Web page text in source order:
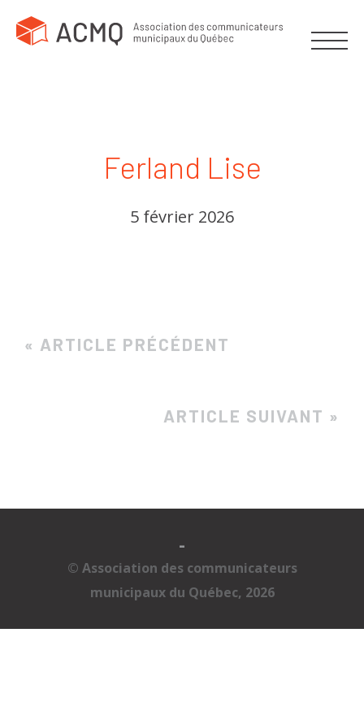
Ferland Lise
5 février 2026
« ARTICLE PRÉCÉDENT
ARTICLE SUIVANT »
-
© Association des communicateurs
municipaux du Québec, 2026